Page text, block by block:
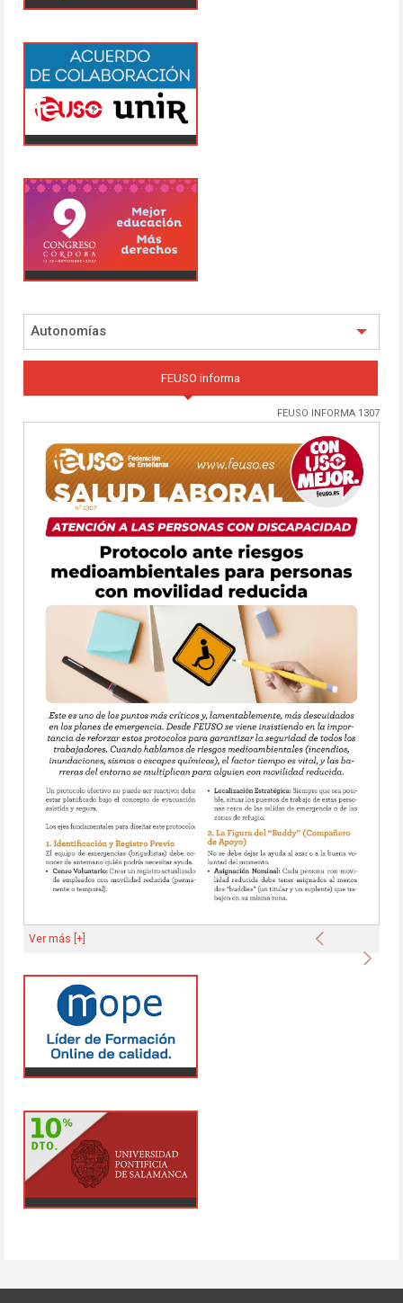
Autonomías
FEUSO informa
FEUSO INFORMA 1307
Anterior
Ver más [+]